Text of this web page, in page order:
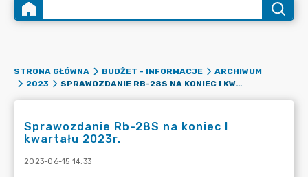
STRONA GŁÓWNA BUDŻET - INFORMACJE
ARCHIWUM
2023
SPRAWOZDANIE RB-28S NA KONIEC I KWARTAŁU 2023R.
Sprawozdanie Rb-28S na koniec I
kwartału 2023r.
2023-06-15 14:33